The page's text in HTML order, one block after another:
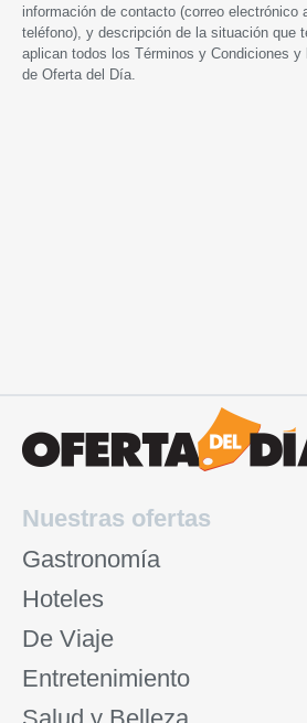
información de contacto (correo electrónico
teléfono), y descripción de la situación que
aplican todos los Términos y Condiciones y
de Oferta del Día.
Nuestras ofertas
Gastronomía
Hoteles
De Viaje
Entretenimiento